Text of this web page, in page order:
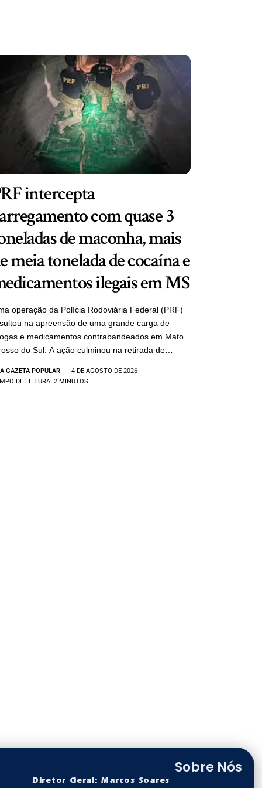
intercepta
com quase 3
de maconha, mais
meia tonelada de cocaína e
ilegais em MS
operação da Polícia Rodoviária Federal (PRF)
na apreensão de uma grande carga de
e medicamentos contrabandeados em Mato
do Sul. A ação culminou na retirada de…
A GAZETA POPULAR
4 DE AGOSTO DE 2026
DE LEITURA: 2 MINUTOS
Sobre Nós
Diretor Geral: Marcos Soares